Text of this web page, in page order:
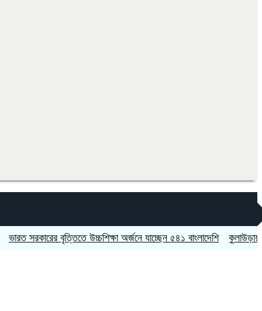
বৃত্তিতে উচ্চশিক্ষা অর্জনে যাচ্ছেন ৫৪১ বাংলাদেশি কুলাউড়ায় চুরির